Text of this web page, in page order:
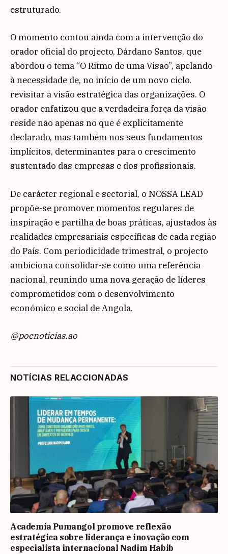
estruturado.
O momento contou ainda com a intervenção do
orador oficial do projecto, Dárdano Santos, que
abordou o tema “O Ritmo de uma Visão”, apelando
à necessidade de, no início de um novo ciclo,
revisitar a visão estratégica das organizações. O
orador enfatizou que a verdadeira força da visão
reside não apenas no que é explicitamente
declarado, mas também nos seus fundamentos
implícitos, determinantes para o crescimento
sustentado das empresas e dos profissionais.
De carácter regional e sectorial, o NOSSA LEAD
propõe-se promover momentos regulares de
inspiração e partilha de boas práticas, ajustados às
realidades empresariais específicas de cada região
do País. Com periodicidade trimestral, o projecto
ambiciona consolidar-se como uma referência
nacional, reunindo uma nova geração de líderes
comprometidos com o desenvolvimento
económico e social de Angola.
@pocnoticias.ao
NOTÍCIAS RELACCIONADAS
Academia Pumangol promove reflexão
estratégica sobre liderança e inovação com
especialista internacional Nadim Habib